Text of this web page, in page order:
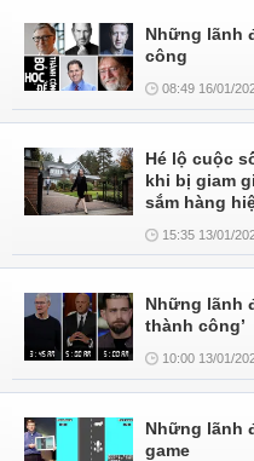
Những lãnh
công
08:49 16/01/
Hé lộ cuộc
khi bị giam
sắm hàng
15:35 13/01/
Những lãnh
thành công’
10:00 13/01/
Những lãnh
game